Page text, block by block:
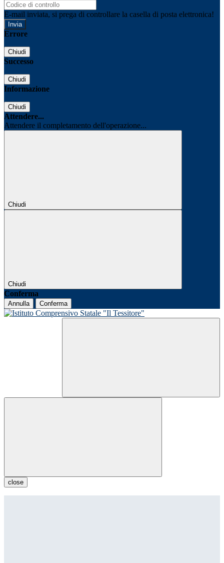
E-mail inviata, si prega di controllare la casella di posta elettronica!
Errore
Chiudi
Successo
Chiudi
Informazione
Chiudi
Attendere...
Attendere il completamento dell'operazione...
Chiudi
Chiudi
Conferma
Annulla Conferma
close